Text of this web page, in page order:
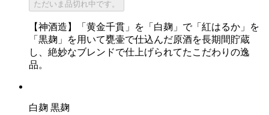
ただいま品切れ中です。
【神酒造】「黄金千貫」を「白麹」で「紅はるか」を
「黒麹」を用いて甕壷で仕込んだ原酒を長期間貯蔵
し、絶妙なブレンドで仕上げられてたこだわりの逸
品。
白麹 黒麹